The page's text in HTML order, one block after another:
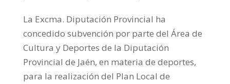
La Excma. Diputación Provincial ha
concedido subvención por parte del Área de
Cultura y Deportes de la Diputación
Provincial de Jaén, en materia de deportes,
para la realización del Plan Local de